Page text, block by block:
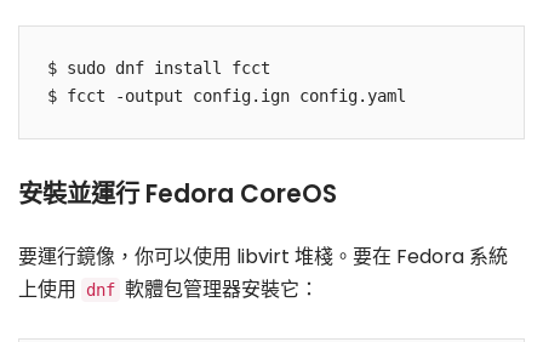
$ sudo dnf install fcct
安裝並運行 Fedora CoreOS
要運行鏡像，你可以使用 libvirt 堆棧。要在 Fedora 系統
上使用
dnf 軟體包管理器安裝它：